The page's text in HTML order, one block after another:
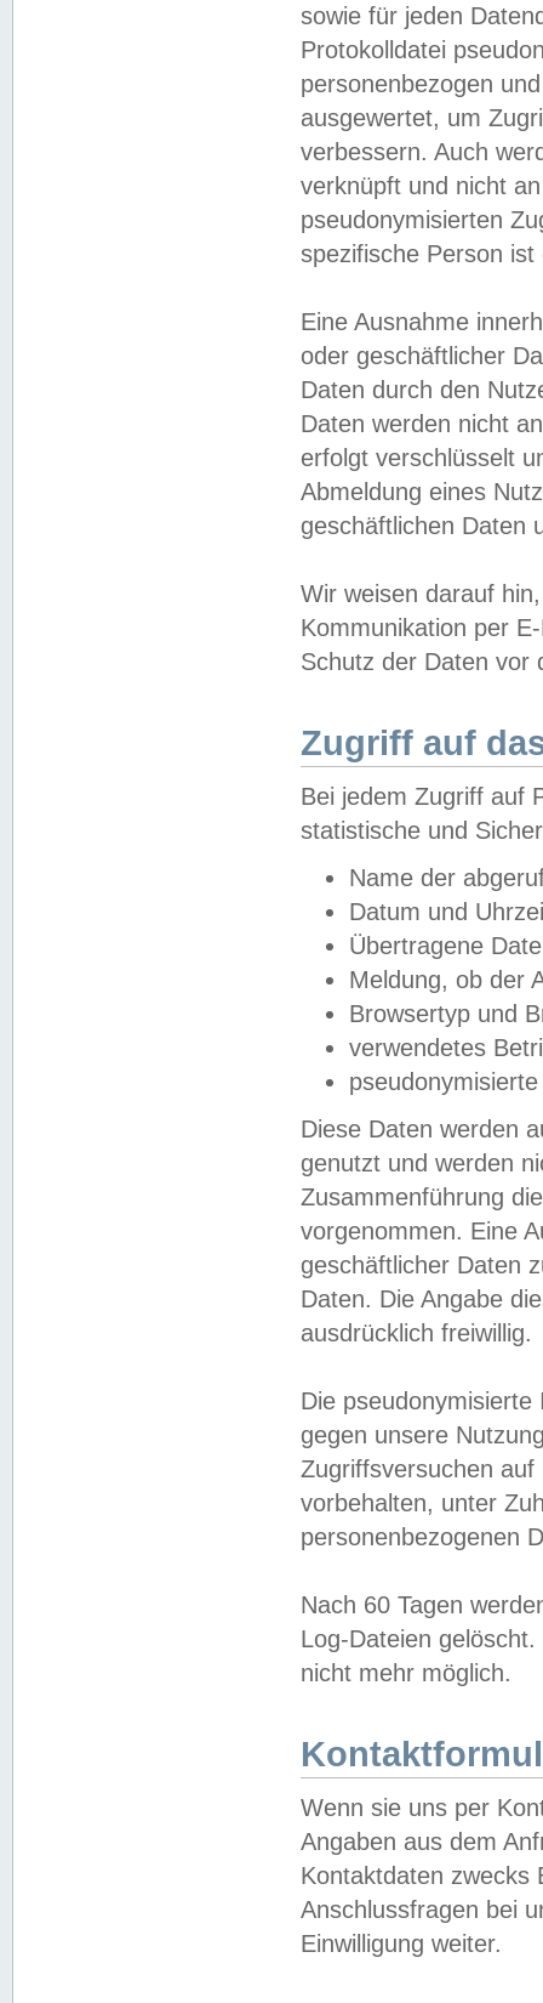
sowie für jeden
Protokolldatei
personenbezogen
ausgewertet, um
verbessern. Auch
verknüpft und nicht
pseudonymisierten
spezifische Person
Eine Ausnahme
oder geschäftlicher
Daten durch den
Daten werden nicht
erfolgt verschlüsselt
Abmeldung eines
geschäftlichen Daten
Wir weisen darauf
Kommunikation per
Schutz der Daten vor
Zugriff auf
Bei jedem Zugriff auf
statistische und
Name der
Datum und
Übertragene
Meldung, ob der
Browsertyp und
verwendetes
Diese Daten werden
genutzt und werden
Zusammenführung
vorgenommen. Eine
geschäftlicher Daten
Daten. Die Angabe
ausdrücklich freiwillig.
Die
gegen unsere
Zugriffsversuchen
vorbehalten, unter
personenbezogenen
Nach 60 Tagen
Log-Dateien
nicht mehr möglich.
Wenn sie uns per
Angaben aus dem
Kontaktdaten zwecks
Anschlussfragen bei
Einwilligung weiter.